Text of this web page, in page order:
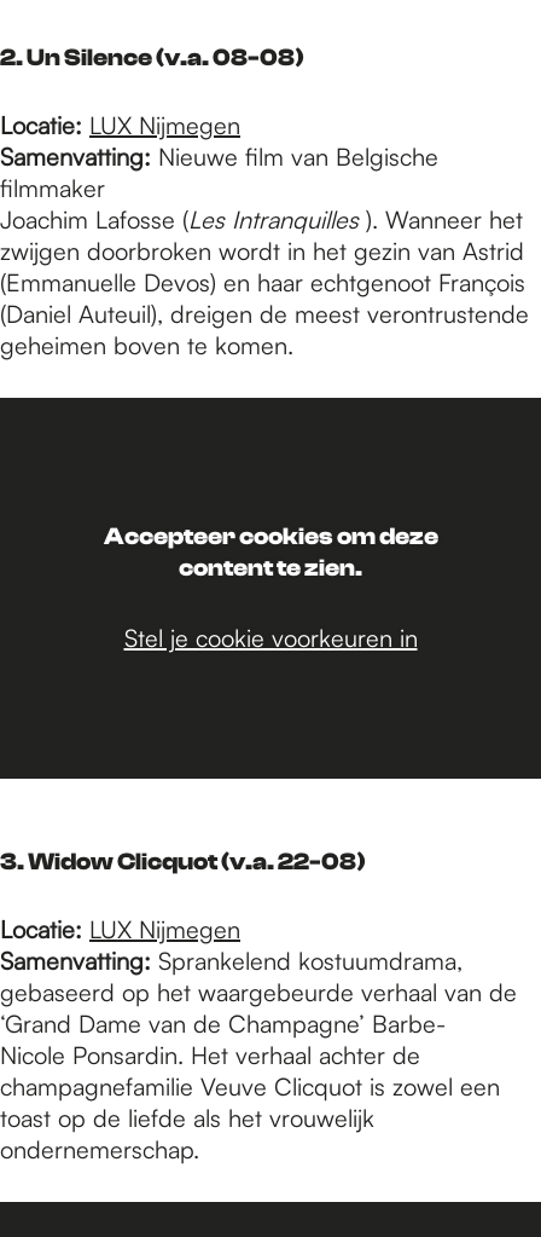
2. Un Silence (v.a. 08-08)
Locatie: LUX Nijmegen
Samenvatting: Nieuwe film van Belgische
filmmaker
Joachim Lafosse (Les Intranquilles). Wanneer het
zwijgen doorbroken wordt in het gezin van Astrid
(Emmanuelle Devos) en haar echtgenoot François
(Daniel Auteuil), dreigen de meest verontrustende
geheimen boven te komen.
Accepteer cookies om deze
content te zien.
Stel je cookie voorkeuren in
3. Widow Clicquot (v.a. 22-08)
Locatie: LUX Nijmegen
Samenvatting: Sprankelend kostuumdrama,
gebaseerd op het waargebeurde verhaal van de
‘Grand Dame van de Champagne’ Barbe-
Nicole Ponsardin. Het verhaal achter de
champagnefamilie Veuve Clicquot is zowel een
toast op de liefde als het vrouwelijk
ondernemerschap.